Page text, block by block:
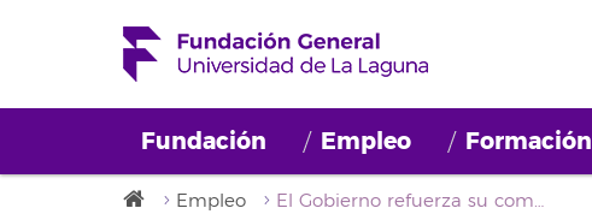
Fundación Empleo Formación
Empleo El Gobierno refuerza su compromiso con los territorios del Proyecto de Intervención Comunitaria Intercultural en Canarias